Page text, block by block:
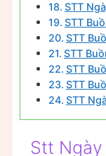
STT
STT
STT
STT
STT
STT
STT
Stt